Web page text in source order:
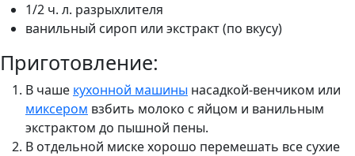
1/2 ч. л. разрыхлителя
ванильный сироп или экстракт (по вкусу)
Приготовление:
В чаше кухонной машины насадкой-венчиком или
миксером взбить молоко с яйцом и ванильным
экстрактом до пышной пены.
В отдельной миске хорошо перемешать все сухие